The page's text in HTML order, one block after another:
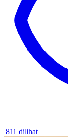
811 dilihat